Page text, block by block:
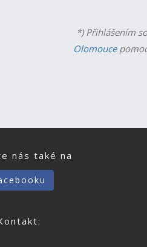
*) Přihlášením
Olomouce
nás také na